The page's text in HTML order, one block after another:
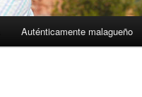
Auténticamente malagueño